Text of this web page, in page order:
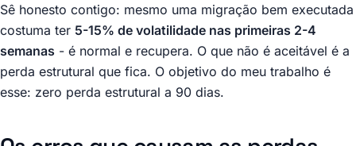
Sê honesto contigo: mesmo uma migração bem executada
costuma ter 5-15% de volatilidade nas primeiras 2-4
semanas - é normal e recupera. O que não é aceitável é a
perda estrutural que fica. O objetivo do meu trabalho é
esse: zero perda estrutural a 90 dias.